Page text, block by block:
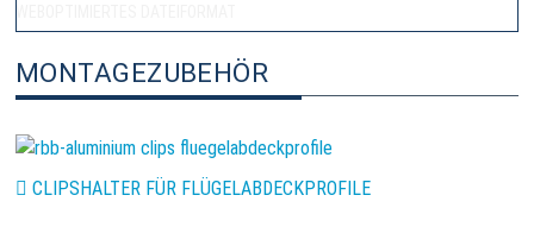
MONTAGEZUBEHÖR
CLIPSHALTER FÜR FLÜGELABDECKPROFILE